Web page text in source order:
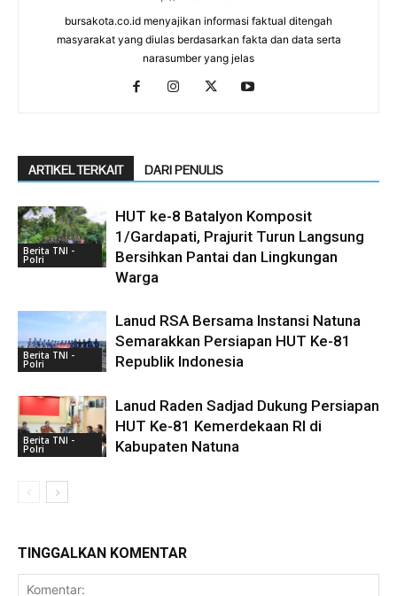
bursakota.co.id menyajikan informasi faktual ditengah
masyarakat yang diulas berdasarkan fakta dan data serta
narasumber yang jelas
ARTIKEL TERKAIT DARI PENULIS
Berita TNI -
Polri
HUT ke-8 Batalyon Komposit
1/Gardapati, Prajurit Turun Langsung
Bersihkan Pantai dan Lingkungan
Warga
Berita TNI -
Polri
Lanud RSA Bersama Instansi Natuna
Semarakkan Persiapan HUT Ke-81
Republik Indonesia
Berita TNI -
Polri
Lanud Raden Sadjad Dukung Persiapan
HUT Ke-81 Kemerdekaan RI di
Kabupaten Natuna
TINGGALKAN KOMENTAR